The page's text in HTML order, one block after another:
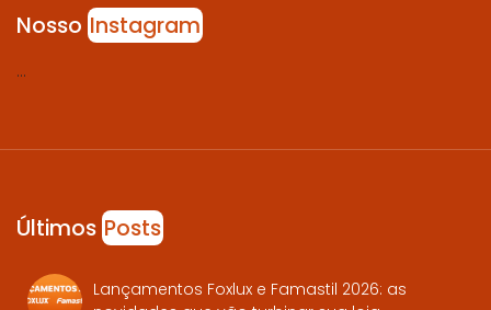
Nosso Instagram
…
Últimos Posts
Lançamentos Foxlux e Famastil 2026: as